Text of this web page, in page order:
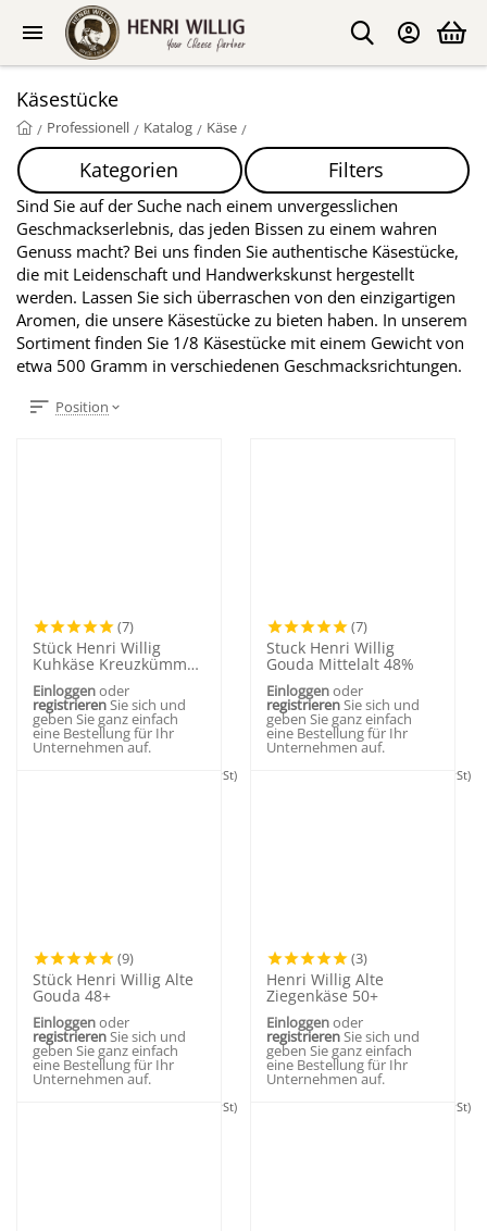
Käsestücke
/ Professionell / Katalog / Käse /
Kategorien Filters
Sind Sie auf der Suche nach einem unvergesslichen
Geschmackserlebnis, das jeden Bissen zu einem wahren
Genuss macht? Bei uns finden Sie authentische Käsestücke,
die mit Leidenschaft und Handwerkskunst hergestellt
werden. Lassen Sie sich überraschen von den einzigartigen
Aromen, die unsere Käsestücke zu bieten haben. In unserem
Sortiment finden Sie 1/8 Käsestücke mit einem Gewicht von
etwa 500 Gramm in verschiedenen Geschmacksrichtungen.
Position
(7)
Stück Henri Willig
Kuhkäse Kreuzkümmel
48+
Einloggenoder
registrierenSie sich und
geben Sie ganz einfach
eine Bestellung für Ihr
Unternehmen auf.
(Inkl. MwSt)
(7)
Stuck Henri Willig
Gouda Mittelalt 48%
Einloggenoder
registrierenSie sich und
geben Sie ganz einfach
eine Bestellung für Ihr
Unternehmen auf.
(Inkl. MwSt)
(9)
Stück Henri Willig Alte
Gouda 48+
Einloggenoder
registrierenSie sich und
geben Sie ganz einfach
eine Bestellung für Ihr
Unternehmen auf.
(Inkl. MwSt)
(3)
Henri Willig Alte
Ziegenkäse 50+
Einloggenoder
registrierenSie sich und
geben Sie ganz einfach
eine Bestellung für Ihr
Unternehmen auf.
(Inkl. MwSt)